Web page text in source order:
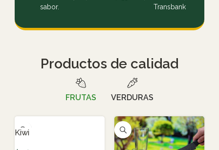
sabor.
Transbank
Productos de calidad
FRUTAS VERDURAS
Kiwi